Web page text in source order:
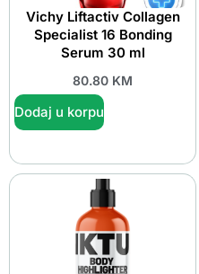
Vichy Liftactiv Collagen
Specialist 16 Bonding
Serum 30 ml
80.80 KM
Dodaj u korpu